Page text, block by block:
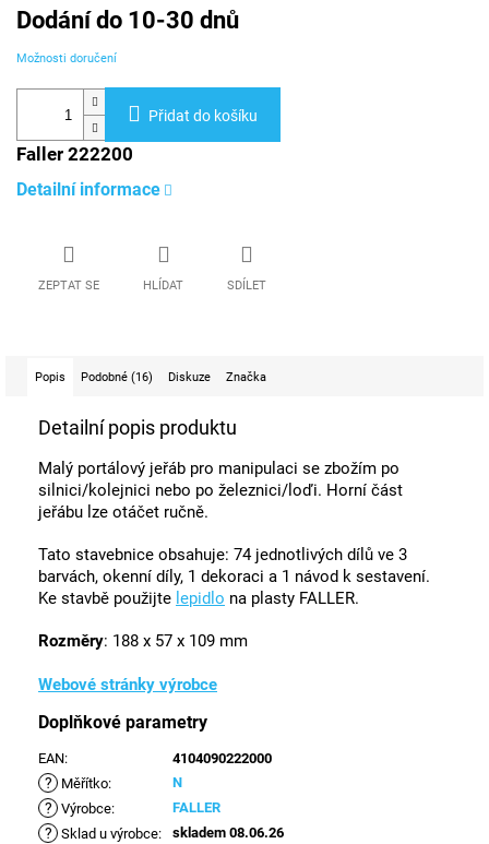
Měrná
cena:
Dodání do 10-30 dnů
Možnosti doručení
Přidat do košíku
Faller 222200
Detailní informace
ZEPTAT SE HLÍDAT SDÍLET
Popis Podobné (16) Diskuze Značka
Detailní popis produktu
Malý portálový jeřáb pro manipulaci se zbožím po
silnici/kolejnici nebo po železnici/loďi. Horní část
jeřábu lze otáčet ručně.
Tato stavebnice obsahuje: 74 jednotlivých dílů ve 3
barvách, okenní díly, 1 dekoraci a 1 návod k sestavení.
Ke stavbě použijte lepidlo na plasty FALLER.
Rozměry: 188 x 57 x 109 mm
Webové stránky výrobce
Doplňkové parametry
EAN: 4104090222000
? Měřítko: N
? Výrobce: FALLER
? Sklad u výrobce: skladem 08.06.26